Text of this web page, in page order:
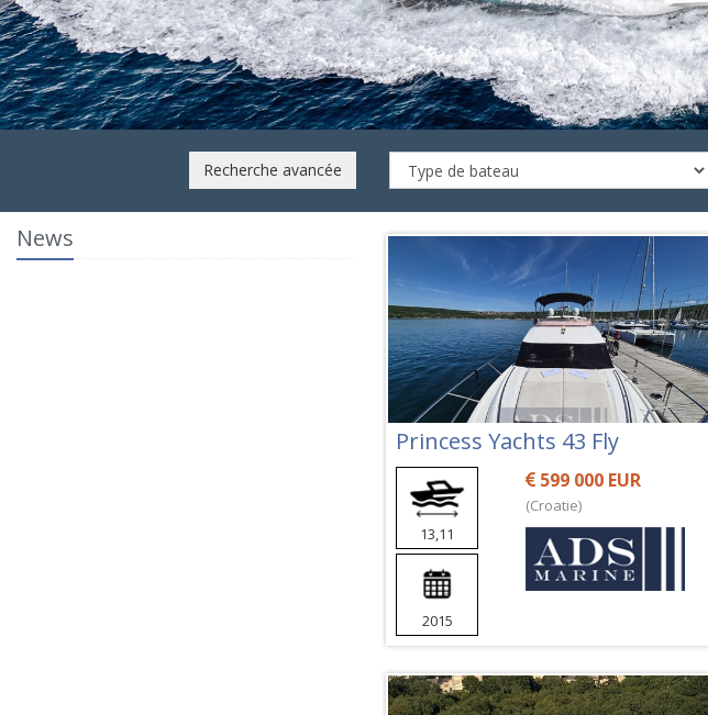
My 2019
ANNÉE
2020
LOCALISATION
Italie
Recherche avancée
Princess Yachts 43 Fly
13,11
2015
599 000 EUR
(Croatie)
News